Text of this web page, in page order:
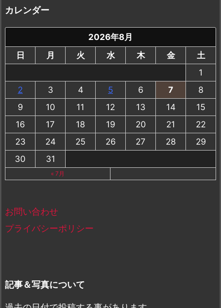
イ
ブ
カレンダー
2026年8月
日
月 火 水 木 金
土
1
2
3 4 5 6 7
8
9
10 11 12 13 14
15
16
17 18 19 20 21
22
23
24 25 26 27 28
29
30
31
« 7月
お問い合わせ
プライバシーポリシー
記事＆写真について